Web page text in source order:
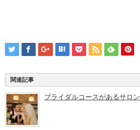
関連記事
ブライダルコースがあるサロン